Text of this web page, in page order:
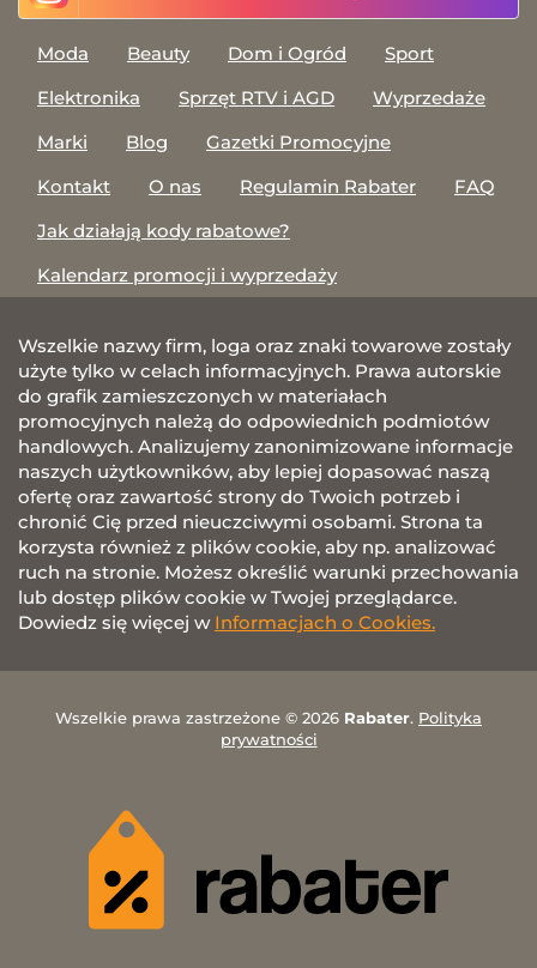
Moda Beauty Dom i Ogród
Sport
Elektronika
Sprzęt RTV i AGD
Wyprzedaże
Marki
Blog
Gazetki Promocyjne
Kontakt
O nas Regulamin Rabater
FAQ
Jak działają kody rabatowe?
Kalendarz promocji i wyprzedaży
Wszelkie nazwy firm, loga oraz znaki towarowe zostały
użyte tylko w celach informacyjnych. Prawa autorskie
do grafik zamieszczonych w materiałach
promocyjnych należą do odpowiednich podmiotów
handlowych. Analizujemy zanonimizowane informacje
naszych użytkowników, aby lepiej dopasować naszą
ofertę oraz zawartość strony do Twoich potrzeb i
chronić Cię przed nieuczciwymi osobami. Strona ta
korzysta również z plików cookie, aby np. analizować
ruch na stronie. Możesz określić warunki przechowania
lub dostęp plików cookie w Twojej przeglądarce.
Dowiedz się więcej w Informacjach o Cookies.
Wszelkie prawa zastrzeżone © 2026 Rabater. Polityka
prywatności